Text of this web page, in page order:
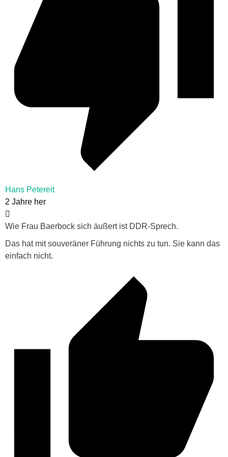
Hans Petereit
2 Jahre her
Wie Frau Baerbock sich äußert ist DDR-Sprech.
Das hat mit souveräner Führung nichts zu tun. Sie kann das
einfach nicht.